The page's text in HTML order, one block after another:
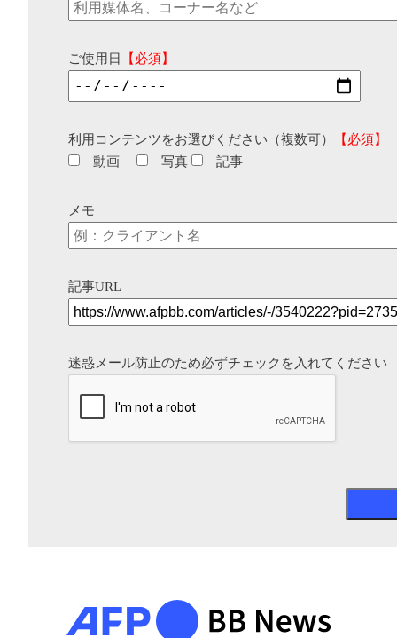
ご使用日 【必須】
利用コンテンツをお選びください（複数可）
【必須】
動画
写真 記事
メモ
記事URL
迷惑メール防止のため必ずチェックを入れてください